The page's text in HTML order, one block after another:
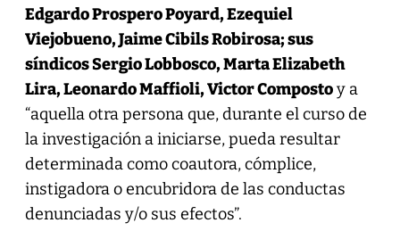
Edgardo Prospero Poyard, Ezequiel
Viejobueno, Jaime Cibils Robirosa; sus
síndicos Sergio Lobbosco, Marta Elizabeth
Lira, Leonardo Maffioli, Victor Compostoy a
“aquella otra persona que, durante el curso de
la investigación a iniciarse, pueda resultar
determinada como coautora, cómplice,
instigadora o encubridora de las conductas
denunciadas y/o sus efectos”.